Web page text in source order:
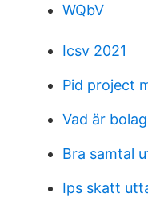
WQbV
Icsv 2021
Pid project
Vad är
Bra samtal
Ips skatt